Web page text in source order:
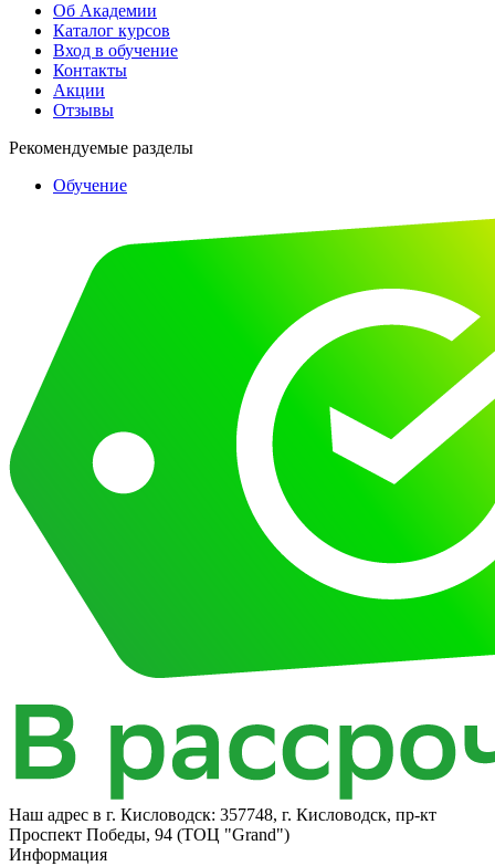
Об Академии
Каталог курсов
Вход в обучение
Контакты
Акции
Отзывы
Рекомендуемые разделы
Обучение
Наш адрес в г. Кисловодск: 357748, г. Кисловодск, пр-кт
Проспект Победы, 94 (ТОЦ "Grand")
Информация